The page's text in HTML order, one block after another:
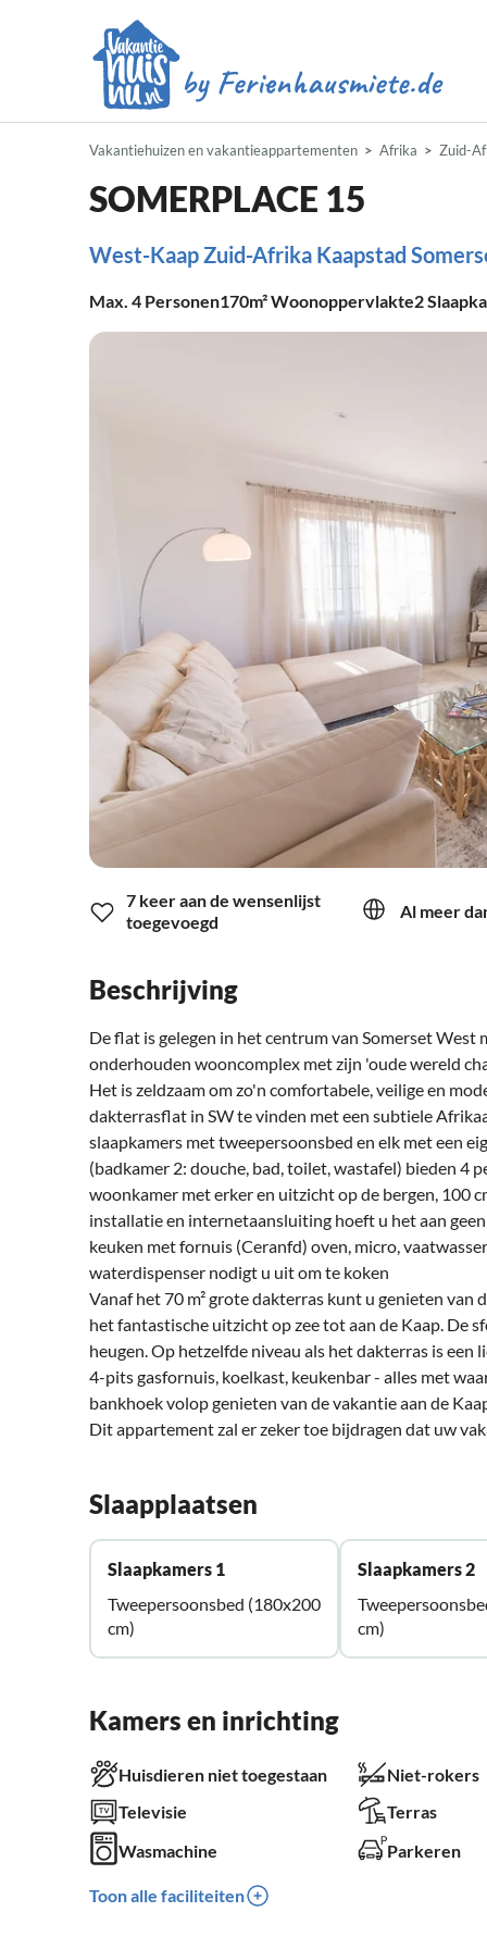
Vakantiehuizen en vakantieappartementen Afrika Zuid-
SOMERPLACE 15
West-Kaap Zuid-Afrika Kaapstad
Max. 4 Personen170m²Woonoppervlakte2
7 keer aan de wensenlijst
toegevoegd
Al meer
Beschrijving
De flat is gelegen in het centrum van Somerset
onderhouden wooncomplex met zijn 'oude wereld
Het is zeldzaam om zo'n comfortabele, veilige en
dakterrasflat in SW te vinden met een subtiele
slaapkamers met tweepersoonsbed en elk met een
(badkamer 2: douche, bad, toilet, wastafel) bieden 4
woonkamer met erker en uitzicht op de bergen, 100
installatie en internetaansluiting hoeft u het aan
keuken met fornuis (Ceranfd) oven, micro,
waterdispenser nodigt u uit om te koken
Vanaf het 70 m² grote dakterras kunt u genieten
het fantastische uitzicht op zee tot aan de Kaap. De
heugen. Op hetzelfde niveau als het dakterras is een
4-pits gasfornuis, koelkast, keukenbar - alles met
bankhoek volop genieten van de vakantie aan de
Dit appartement zal er zeker toe bijdragen dat uw
Slaapplaatsen
Slaapkamers 1
Tweepersoonsbed (180x200
cm)
Slaapkamers 2
cm)
Kamers en inrichting
Huisdieren niet toegestaan
Niet-rokers
Televisie
Terras
Wasmachine
Parkeren
Toon alle faciliteiten